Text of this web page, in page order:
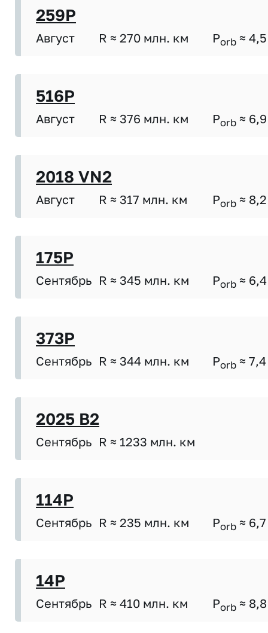
259P
Август R ≈ 270 млн. км Porb ≈ 4,5
516P
Август R ≈ 376 млн. км Porb ≈ 6,9
2018 VN2
Август R ≈ 317 млн. км Porb ≈ 8,2
175P
Сентябрь R ≈ 345 млн. км Porb ≈ 6,4
373P
Сентябрь R ≈ 344 млн. км Porb ≈ 7,4
2025 B2
Сентябрь R ≈ 1233 млн. км
114P
Сентябрь R ≈ 235 млн. км Porb ≈ 6,7
14P
Сентябрь R ≈ 410 млн. км Porb ≈ 8,8